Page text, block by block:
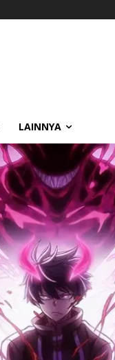
LAINNYA